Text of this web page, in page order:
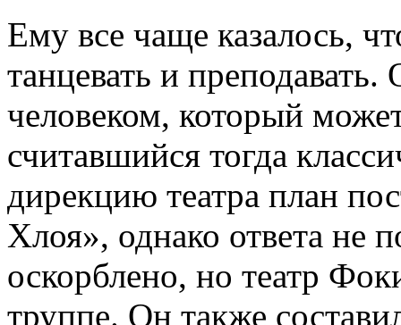
Ему все чаще казалось,
танцевать и
человеком, который
считавшийся тогда
дирекцию театра план
Хлоя», однако ответа не
оскорблено, но театр
труппе. Он также